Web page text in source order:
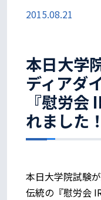
2015.08.21
本日大学
ディアダ
『慰労
れました！
本日大学院試験
伝統の『慰労会